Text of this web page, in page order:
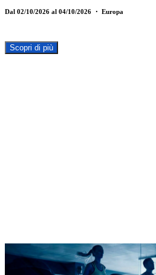
Dal 02/10/2026 al 04/10/2026 ・ Europa
Scopri di più